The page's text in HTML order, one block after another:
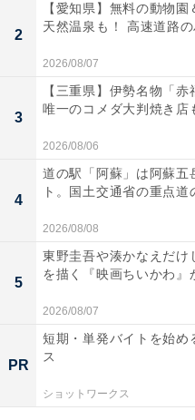
※料金は公式Webサイト
※プラン・部屋により価格
チェックイン・チェック
チェックイン：15:00
チェックアウト：11:00
※プランにより時間が異
【白浜温泉の
ホテル＆スパ
る絶景温泉が
2
【愛知県】無料の動物
天然温泉も！ 高速道路の
2026/08/07
3
【三重県】伊勢名物「
唯一のコメダ大判焼き店
2026/08/06
4
道の駅「阿蘇」は阿蘇五
ト。国土交通省の重点道
2026/08/08
5
東野圭吾や湊かなえだけ
を描く『映画ちいかわ』
2026/08/07
PR
短期・単発バイトを始め
ス
ショットワークス